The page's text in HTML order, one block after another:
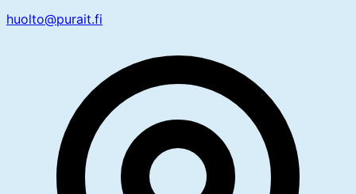
huolto@purait.fi